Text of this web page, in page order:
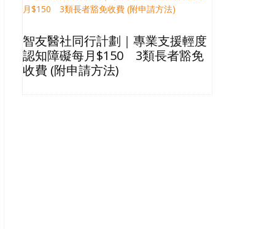
智友醫社同行計劃｜專業支援輕度
認知障礙每月$150 3類長者豁免
收費 (附申請方法)